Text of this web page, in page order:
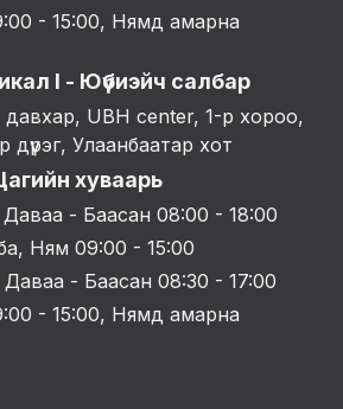
- 15:00, Нямд амарна
I - Юүбиэйч салбар
давхар, UBH center, 1-р хороо,
дүүрэг, Улаанбаатар хот
хуваарь
- Баасан 08:00 - 18:00
Ням 09:00 - 15:00
- Баасан 08:30 - 17:00
- 15:00, Нямд амарна